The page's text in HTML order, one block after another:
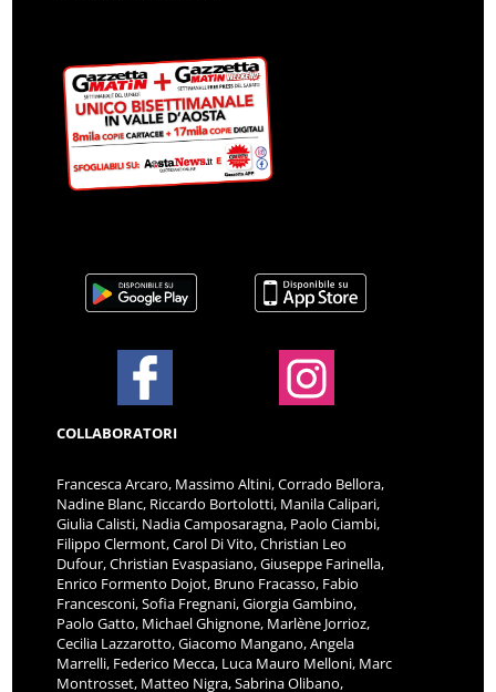
COLLABORATORI
Francesca Arcaro, Massimo Altini, Corrado Bellora,
Nadine Blanc, Riccardo Bortolotti, Manila Calipari,
Giulia Calisti, Nadia Camposaragna, Paolo Ciambi,
Filippo Clermont, Carol Di Vito, Christian Leo
Dufour, Christian Evaspasiano, Giuseppe Farinella,
Enrico Formento Dojot, Bruno Fracasso, Fabio
Francesconi, Sofia Fregnani, Giorgia Gambino,
Paolo Gatto, Michael Ghignone, Marlène Jorrioz,
Cecilia Lazzarotto, Giacomo Mangano, Angela
Marrelli, Federico Mecca, Luca Mauro Melloni, Marc
Montrosset, Matteo Nigra, Sabrina Olibano,